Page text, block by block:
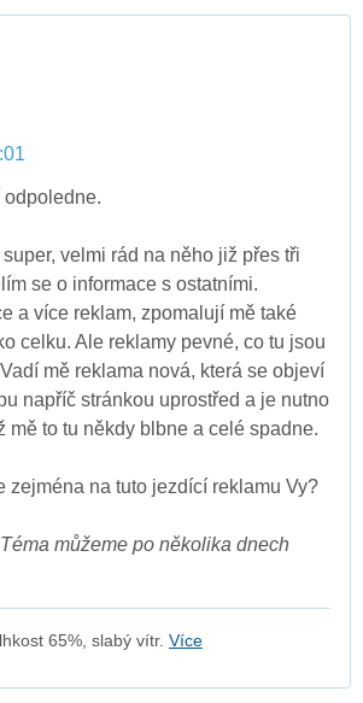
odpoledne.
velmi rád na něho již přes tři
se o informace s ostatními.
a více reklam, zpomalují mě také
celku. Ale reklamy pevné, co tu jsou
mě reklama nová, která se objeví
napříč stránkou uprostřed a je nutno
mě to tu někdy blbne a celé spadne.
zejména na tuto jezdící reklamu Vy?
můžeme po několika dnech
65%, slabý vítr. Více